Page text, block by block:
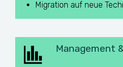
Migration auf neue
Management